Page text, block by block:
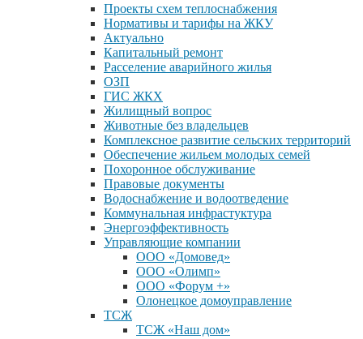
Проекты схем теплоснабжения
Нормативы и тарифы на ЖКУ
Актуально
Капитальный ремонт
Расселение аварийного жилья
ОЗП
ГИС ЖКХ
Жилищный вопрос
Животные без владельцев
Комплексное развитие сельских территорий
Обеспечение жильем молодых семей
Похоронное обслуживание
Правовые документы
Водоснабжение и водоотведение
Коммунальная инфрастуктура
Энергоэффективность
Управляющие компании
ООО «Домовед»
ООО «Олимп»
ООО «Форум +»
Олонецкое домоуправление
ТСЖ
ТСЖ «Наш дом»